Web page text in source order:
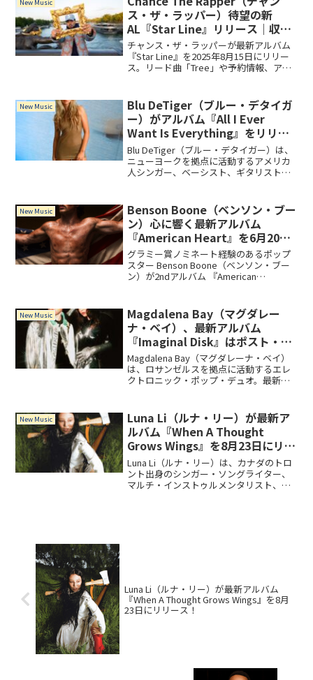
New Music
ス・ザ・ラッパー）待望の新
AL『Star Line』リリース｜収録
曲・MV・予約情報まとめ
チャンス・ザ・ラッパーが最新アルバム
『Star Line』を2025年8月15日にリリー
ス。リード曲「Tree」や予約情報、アー
New Music
Blu DeTiger（ブルー・デタイガ
ー）がアルバム『All I Ever
Want Is Everything』をリリー
ス！
Blu DeTiger（ブルー・デタイガー）は、
ニューヨークを拠点に活動するアメリカ
人シンガー、ベーシスト、ギタリスト。
ュージシャン Mallratとコラボレーション
した「Cut Me Down」を含む全14曲を収
録。
New Music
Benson Boone（ベンソン・ブー
ン）心に響く最新アルバム
『American Heart』を6月20日
リリース！
グラミー賞ノミネート経験のあるポップ
スター Benson Boone（ベンソン・ブー
ン）が2ndアルバム 『American
テーマにした“心に響くアルバム”です。
New Music
Magdalena Bay（マグダレー
ナ・ベイ）、最新アルバム
『Imaginal Disk』はポスト・イ
ンターネットの存在主義をテーマ
にした作品！
Magdalena Bay（マグダレーナ・ベイ）
は、ロサンゼルスを拠点に活動するエレ
クトロニック・ポップ・デュオ。最新ア
in the Corner」、「Love is
Everywhere」を含む全15曲を収録。
New Music
Luna Li（ルナ・リー）が最新ア
ルバム『When A Thought
Grows Wings』を8月23日にリリ
ース！
Luna Li（ルナ・リー）は、カナダのトロ
ント出身のシンガー・ソングライター、
マルチ・インストゥルメンタリスト、プ
Luna Li（ルナ・リー）が最新アルバム
『When A Thought Grows Wings』を8月
23日にリリース！